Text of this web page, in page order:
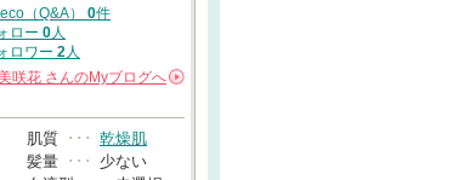
（Q&A） 0件
ロー 0人
ロワー 2人
咲花 さんのMyブログへ
肌質 ･･･ 乾燥肌
髪量 ･･･
少ない